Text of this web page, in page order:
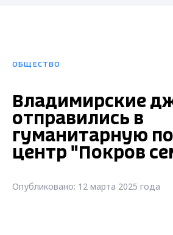
ОБЩЕСТВО
Владимирские
отправились в
гуманитарную
центр "Покров
Опубликовано: 12 марта 2025 года